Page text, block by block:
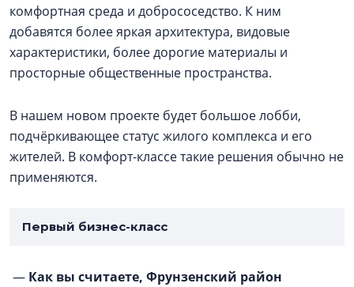
комфортная среда и добрососедство. К ним
добавятся более яркая архитектура, видовые
характеристики, более дорогие материалы и
просторные общественные пространства.
В нашем новом проекте будет большое лобби,
подчёркивающее статус жилого комплекса и его
жителей. В комфорт-классе такие решения обычно не
применяются.
Первый бизнес-класс
— Как вы считаете, Фрунзенский район